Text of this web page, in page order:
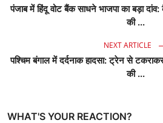
पंजाब में हिंदू वोट बैंक साधने भाजपा का बड़ा
की ...
NEXT ARTICLE
पश्चिम बंगाल में दर्दनाक हादसा: ट्रेन से टकराकर
की ...
WHAT'S YOUR REACTION?